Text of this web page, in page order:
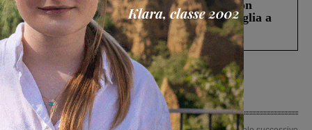
Scomparso da una struttura di Castiglion
Fiorentino l’uomo che aveva ucciso la figlia a
Levane nel 2020